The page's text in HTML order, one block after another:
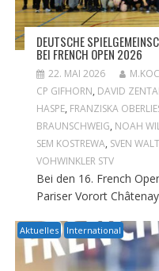
DEUTSCHE
BEI FRENCH OPEN 2026
22. MAI 2026
CP GIFHORN, DAVID
HASPE, FRANZISKA
BRAUNSCHWEIG, NOAH
SEM KOSTREWA, SVEN
VOHWINKLER STV
Bei den 16. French
Pariser Vorort
Aktuelles International